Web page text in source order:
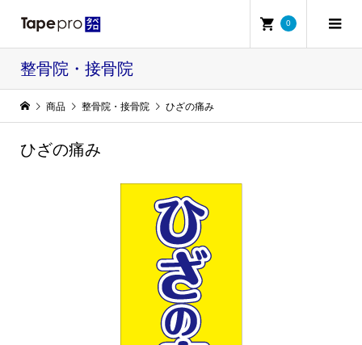
0
整骨院・接骨院
商品 整骨院・接骨院 ひざの痛み
ひざの痛み